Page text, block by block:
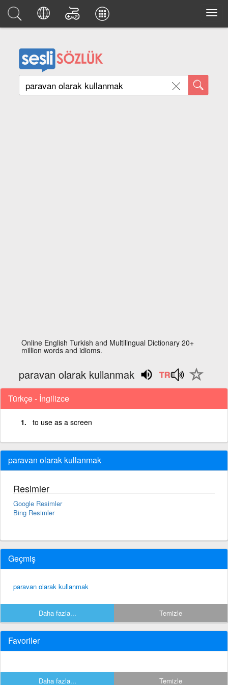
Online English Turkish and Multilingual Dictionary 20+
million words and idioms.
paravan olarak kullanmak
Türkçe - İngilizce
to use as a screen
paravan olarak kullanmak
Resimler
Google Resimler
Bing Resimler
Geçmiş
paravan olarak kullanmak
Daha fazla... Temizle
Favoriler
Daha fazla... Temizle